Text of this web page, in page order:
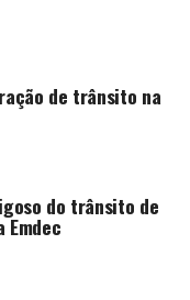
de trânsito na
do trânsito de
Emdec